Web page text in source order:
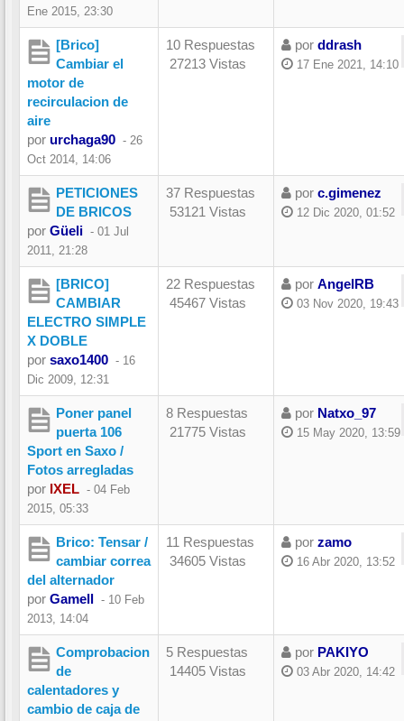
Ene 2015, 23:30
[Brico]
Cambiar el
motor de
recirculacion de
aire
por urchaga90 - 26
Oct 2014, 14:06
10 Respuestas
27213 Vistas
por ddrash
17 Ene 2021, 14:10
PETICIONES
DE BRICOS
por Güeli - 01 Jul
2011, 21:28
37 Respuestas
53121 Vistas
por c.gimenez
12 Dic 2020, 01:52
[BRICO]
CAMBIAR
ELECTRO SIMPLE
X DOBLE
por saxo1400 - 16
Dic 2009, 12:31
22 Respuestas
45467 Vistas
por AngelRB
03 Nov 2020, 19:43
Poner panel
puerta 106
Sport en Saxo /
Fotos arregladas
por IXEL - 04 Feb
2015, 05:33
8 Respuestas
21775 Vistas
por Natxo_97
15 May 2020, 13:59
Brico: Tensar /
cambiar correa
del alternador
por Gamell - 10 Feb
2013, 14:04
11 Respuestas
34605 Vistas
por zamo
16 Abr 2020, 13:52
Comprobacion
de
calentadores y
cambio de caja de
5 Respuestas
14405 Vistas
por PAKIYO
03 Abr 2020, 14:42